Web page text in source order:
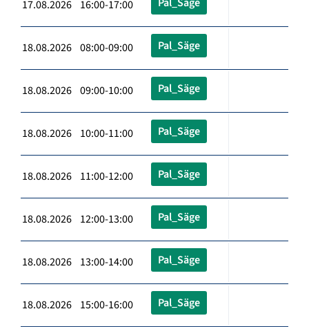
17.08.2026 16:00-17:00
18.08.2026 08:00-09:00 Pal_Säge
18.08.2026 09:00-10:00 Pal_Säge
18.08.2026 10:00-11:00 Pal_Säge
18.08.2026 11:00-12:00 Pal_Säge
18.08.2026 12:00-13:00 Pal_Säge
18.08.2026 13:00-14:00 Pal_Säge
18.08.2026 15:00-16:00 Pal_Säge